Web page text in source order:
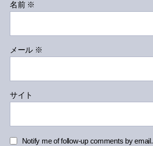
名前 ※
メール ※
サイト
Notify me of follow-up comments by email.